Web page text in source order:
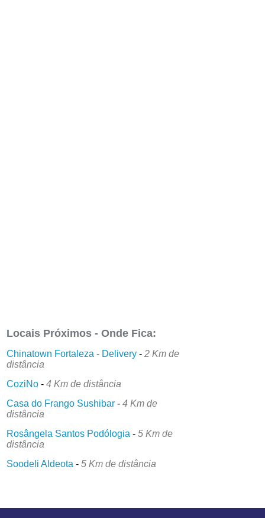
Locais Próximos - Onde Fica:
Chinatown Fortaleza - Delivery -2 Km de
distância
CoziNo -4 Km de distância
Casa do Frango Sushibar -4 Km de
distância
Rosângela Santos Podólogia -5 Km de
distância
Soodeli Aldeota -5 Km de distância